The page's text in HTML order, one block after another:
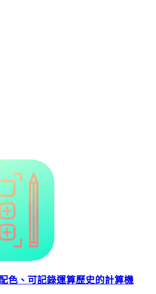
色、可記錄運算歷史的計算機